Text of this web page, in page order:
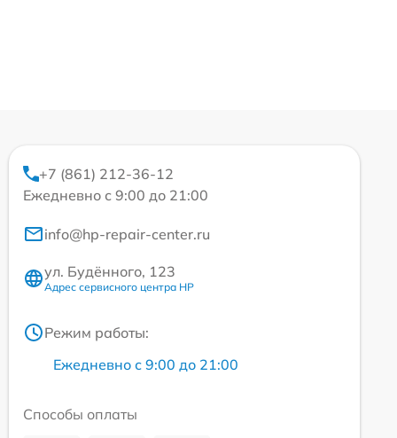
+7 (861) 212-36-12
Ежедневно с 9:00 до 21:00
info@hp-repair-center.ru
ул. Будённого, 123
Адрес сервисного центра HP
Режим работы:
Ежедневно с 9:00 до 21:00
Способы оплаты